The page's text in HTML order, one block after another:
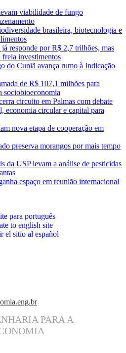
viabilidade de fungo
brasileira, biotecnologia e
responde por R$ 2,7 trilhões, mas
freia investimentos
do Cuniã avança rumo à Indicação
de R$ 107,1 milhões para
sociobioeconomia
circuito em Palmas com debate
economia circular e capital para
nova etapa de cooperação em
preserva morangos por mais tempo
da USP levam a análise de pesticidas
espaço em reunião internacional
PARA A